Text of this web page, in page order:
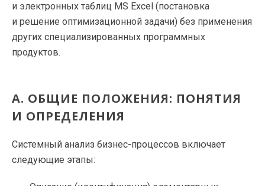
и электронных таблиц MS Excel (постановка
и решение оптимизационной задачи) без применения
других специализированных программных
продуктов.
А. ОБЩИЕ ПОЛОЖЕНИЯ: ПОНЯТИЯ
И ОПРЕДЕЛЕНИЯ
Системный анализ бизнес-процессов включает
следующие этапы: